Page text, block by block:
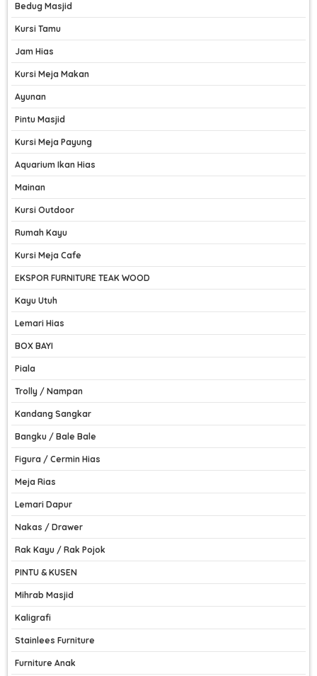
Bedug Masjid
Kursi Tamu
Jam Hias
Kursi Meja Makan
Ayunan
Pintu Masjid
Kursi Meja Payung
Aquarium Ikan Hias
Mainan
Kursi Outdoor
Rumah Kayu
Kursi Meja Cafe
EKSPOR FURNITURE TEAK WOOD
Kayu Utuh
Lemari Hias
BOX BAYI
Piala
Trolly / Nampan
Kandang Sangkar
Bangku / Bale Bale
Figura / Cermin Hias
Meja Rias
Lemari Dapur
Nakas / Drawer
Rak Kayu / Rak Pojok
PINTU & KUSEN
Mihrab Masjid
Kaligrafi
Stainlees Furniture
Furniture Anak